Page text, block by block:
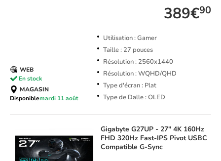
389€90
Utilisation : Gamer
Taille : 27 pouces
Résolution : 2560x1440
Résolution : WQHD/QHD
Type d'écran : Plat
Type de Dalle : OLED
WEB
En stock
MAGASIN
Disponiblemardi 11 août
Gigabyte G27UP - 27" 4K 160Hz
FHD 320Hz Fast-IPS Pivot USBC
Compatible G-Sync